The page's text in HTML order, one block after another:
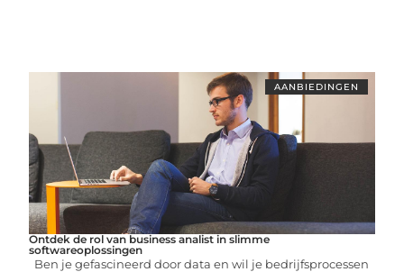
AANBIEDINGEN
Ontdek de rol van business analist in slimme
softwareoplossingen
Ben je gefascineerd door data en wil je bedrijfsprocessen